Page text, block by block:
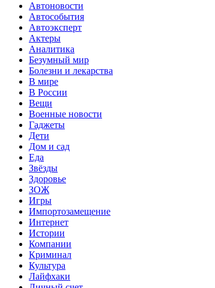
Автоновости
Автособытия
Автоэксперт
Актеры
Аналитика
Безумный мир
Болезни и лекарства
В мире
В России
Вещи
Военные новости
Гаджеты
Дети
Дом и сад
Еда
Звёзды
Здоровье
ЗОЖ
Игры
Импортозамещение
Интернет
Истории
Компании
Криминал
Культура
Лайфхаки